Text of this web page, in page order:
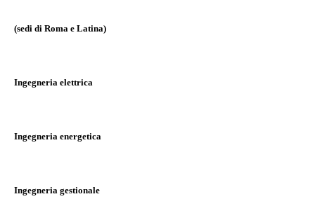
(sedi di Roma e Latina)
Ingegneria elettrica
Ingegneria energetica
Ingegneria gestionale